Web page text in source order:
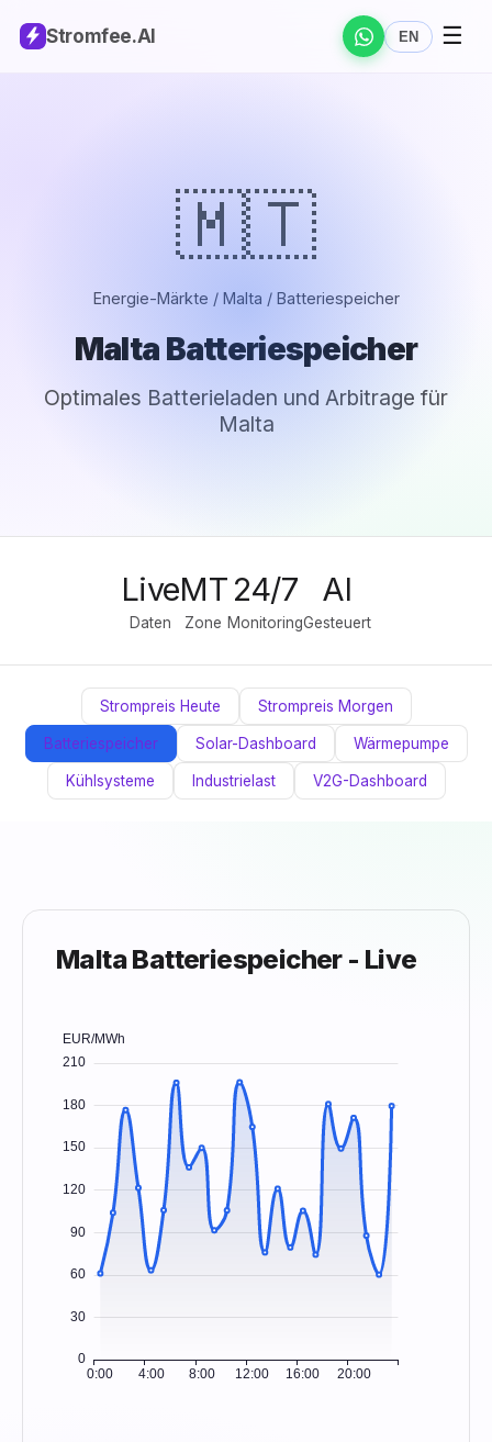
Stromfee.AI EN ☰
🇲🇹
Energie-Märkte / Malta / Batteriespeicher
Malta Batteriespeicher
Optimales Batterieladen und Arbitrage für
Malta
Live
Daten
MT
Zone
24/7
Monitoring
AI
Gesteuert
Strompreis Heute Strompreis Morgen
Batteriespeicher Solar-Dashboard Wärmepumpe
Kühlsysteme Industrielast V2G-Dashboard
Malta Batteriespeicher - Live